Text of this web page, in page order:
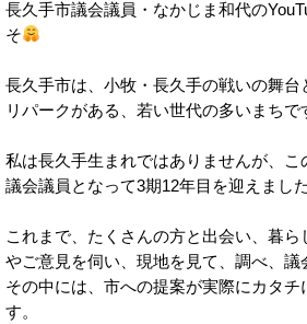
長久手市議会議員・なかじま和代の
そ
長久手市は、小牧・長久手の戦いの舞
リパークがある、若い世代の多いまちで
私は長久手生まれではありませんが、
議会議員となって3期12年目を迎えました
これまで、たくさんの方と出会い、暮ら
やご意見を伺い、現地を見て、調べ、議
その中には、市への提案が実際にカタチ
す。